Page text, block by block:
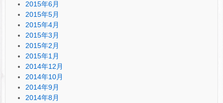
2015年6月
2015年5月
2015年4月
2015年3月
2015年2月
2015年1月
2014年12月
2014年10月
2014年9月
2014年8月